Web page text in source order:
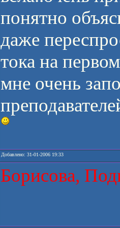
понятно
даже
тока на
мне очень
Добавлено: 31-01-2006 19:33
Борисова,